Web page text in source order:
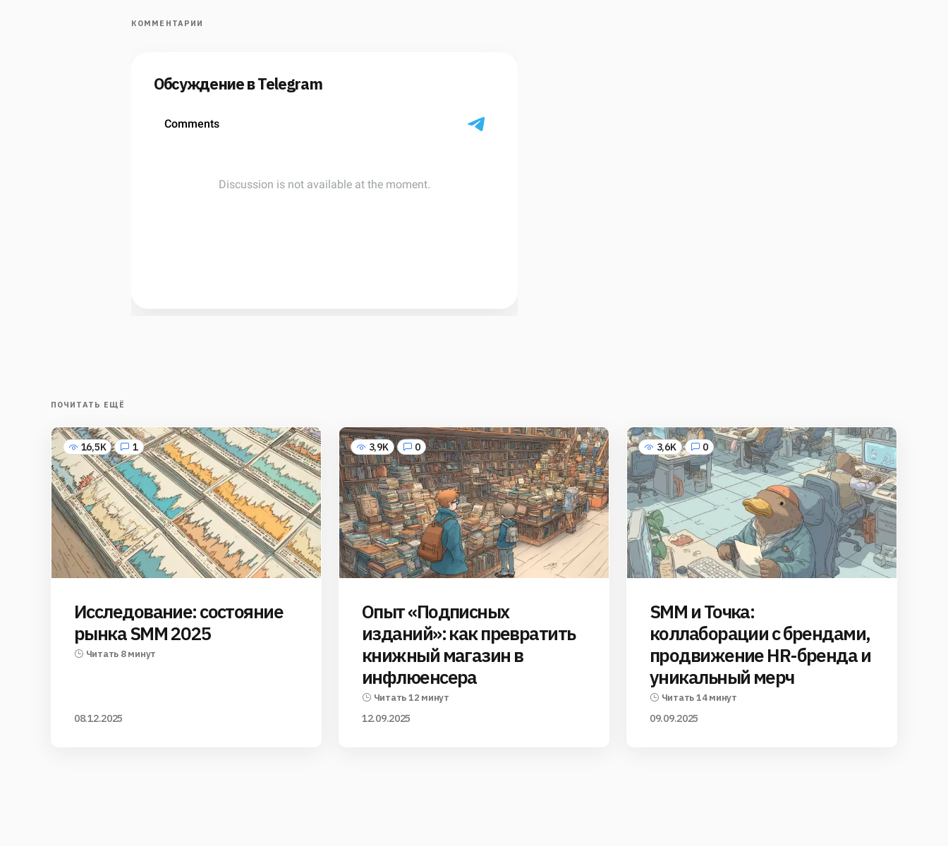
КОММЕНТАРИИ
Обсуждение в Telegram
ПОЧИТАТЬ ЕЩЁ
16,5K 1
Исследование: состояние
рынка SMM 2025
Читать 8 минут
08.12.2025
3,9K 0
Опыт «Подписных
изданий»: как превратить
книжный магазин в
инфлюенсера
Читать 12 минут
12.09.2025
3,6K 0
SMM и Точка:
коллаборации с брендами,
продвижение HR-бренда и
уникальный мерч
Читать 14 минут
09.09.2025